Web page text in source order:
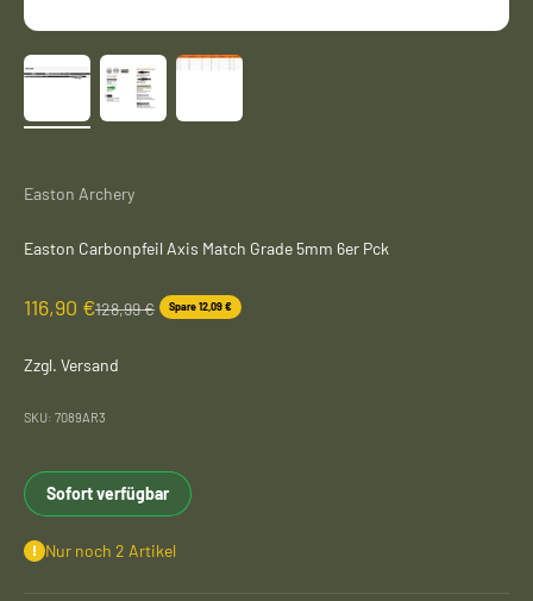
Easton Archery
Easton Carbonpfeil Axis Match Grade 5mm 6er Pck
Angebot
116,90 €Regulärer Preis
128,99 € Spare 12,09 €
Zzgl. Versand
SKU: 7089AR3
Sofort verfügbar
Nur noch 2 Artikel